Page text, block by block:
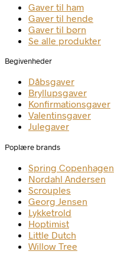
Gaver til ham
Gaver til hende
Gaver til børn
Se alle produkter
Begivenheder
Dåbsgaver
Bryllupsgaver
Konfirmationsgaver
Valentinsgaver
Julegaver
Poplære brands
Spring Copenhagen
Nordahl Andersen
Scrouples
Georg Jensen
Lykketrold
Hoptimist
Little Dutch
Willow Tree